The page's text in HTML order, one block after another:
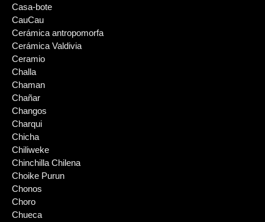
Casa-bote
CauCau
Cerámica antropomorfa
Cerámica Valdivia
Ceramio
Challa
Chaman
Chañar
Changos
Charqui
Chicha
Chiliweke
Chinchilla Chilena
Choike Purun
Chonos
Choro
Chueca